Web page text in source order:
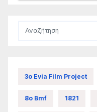
3ο Evia Film Project
8ο Bmf 1821